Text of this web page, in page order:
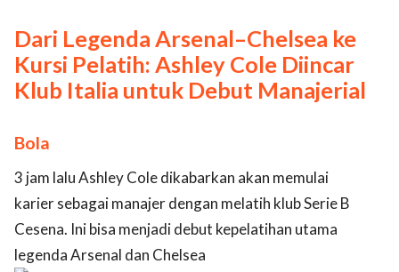
Dari Legenda Arsenal–Chelsea ke
Kursi Pelatih: Ashley Cole Diincar
Klub Italia untuk Debut Manajerial
Bola
3 jam lalu Ashley Cole dikabarkan akan memulai
karier sebagai manajer dengan melatih klub Serie B
Cesena. Ini bisa menjadi debut kepelatihan utama
legenda Arsenal dan Chelsea